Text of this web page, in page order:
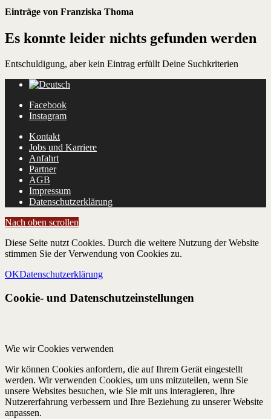
Einträge von Franziska Thoma
Es konnte leider nichts gefunden werden
Entschuldigung, aber kein Eintrag erfüllt Deine Suchkriterien
Facebook
Instagram
Kontakt
Jobs und Karriere
Anfahrt
Partner
AGB
Impressum
Datenschutzerklärung
Nach oben scrollen
Diese Seite nutzt Cookies. Durch die weitere Nutzung der Website
stimmen Sie der Verwendung von Cookies zu.
OKDatenschutzerklärung
Cookie- und Datenschutzeinstellungen
Wie wir Cookies verwenden
Wir können Cookies anfordern, die auf Ihrem Gerät eingestellt
werden. Wir verwenden Cookies, um uns mitzuteilen, wenn Sie
unsere Websites besuchen, wie Sie mit uns interagieren, Ihre
Nutzererfahrung verbessern und Ihre Beziehung zu unserer Website
anpassen.